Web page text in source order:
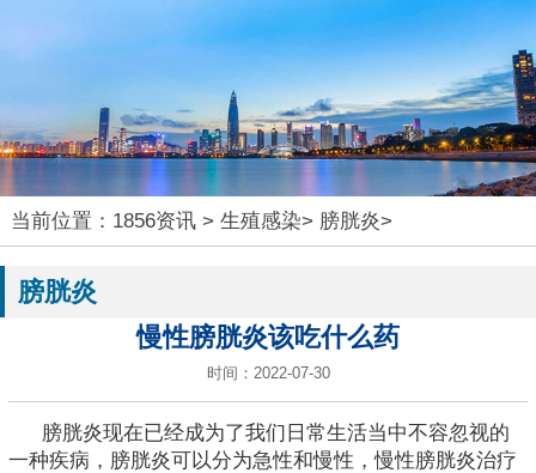
当前位置： 1856资讯> 生殖感染> 膀胱炎>
膀胱炎
慢性膀胱炎该吃什么药
时间：2022-07-30
膀胱炎现在已经成为了我们日常生活当中不容忽视的
一种疾病，膀胱炎可以分为急性和慢性，慢性膀胱炎治疗